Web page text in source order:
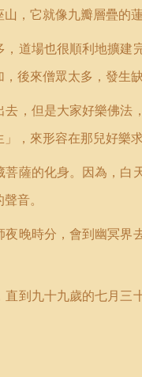
，它就像九瓣層疊的
道場也很順利地擴
後來僧眾太多，發生
，但是大家好樂佛
，來形容在那兒好樂
薩的化身。因為，
音。
晚時分，會到幽冥
到九十九歲的七月